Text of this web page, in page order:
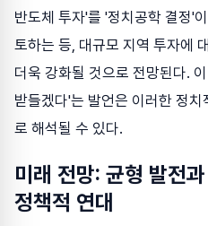
반도체 투자'를 '정치공학 결정'
토하는 등, 대규모 지역 투자에
더욱 강화될 것으로 전망된다.
받들겠다'는 발언은 이러한 정
로 해석될 수 있다.
미래 전망: 균형 발전
정책적 연대